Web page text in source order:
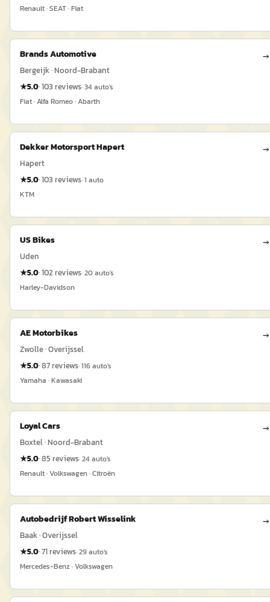
Renault · SEAT · Fiat
Brands Automotive →
Bergeijk · Noord-Brabant
★5.0·103 reviews·34auto's
Fiat · Alfa Romeo · Abarth
Dekker Motorsport Hapert →
Hapert
★5.0·103 reviews·1 auto
KTM
US Bikes →
Uden
★5.0·102 reviews·20auto's
Harley-Davidson
AE Motorbikes →
Zwolle · Overijssel
★5.0·87reviews·116auto's
Yamaha · Kawasaki
Loyal Cars →
Boxtel · Noord-Brabant
★5.0·85 reviews·24auto's
Renault · Volkswagen · Citroën
Autobedrijf Robert Wisselink →
Baak · Overijssel
★5.0·71reviews·29auto's
Mercedes-Benz · Volkswagen